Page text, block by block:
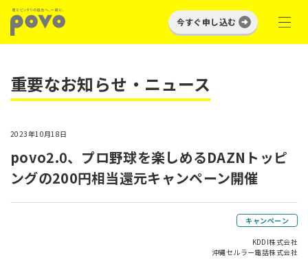
今すぐ申し込む
重要なお知らせ・ニュース
2023年10月18日
povo2.0、プロ野球を楽しめるDAZNトッピ
ングの200円相当還元キャンペーン開催
キャンペーン
KDDI株式会社
沖縄セルラー電話株式会社